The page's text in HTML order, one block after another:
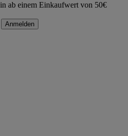
ab einem Einkaufwert von 50€
Anmelden